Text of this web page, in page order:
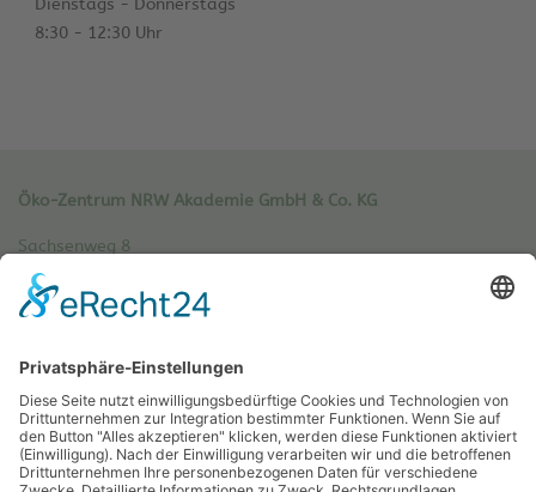
8:30 - 12:30 Uhr
Öko-Zentrum NRW Akademie GmbH & Co. KG
Sachsenweg 8
59073 Hamm
Tel.: 02381 / 30 220-0
info[at]oe-akademie.de
Vertrag widerrufen
Sitemap